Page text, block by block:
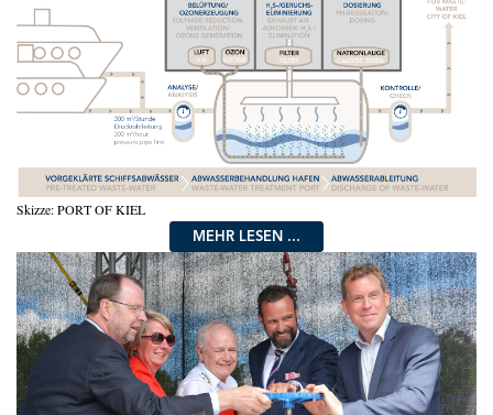
Skizze: PORT OF KIEL
MEHR LESEN ...